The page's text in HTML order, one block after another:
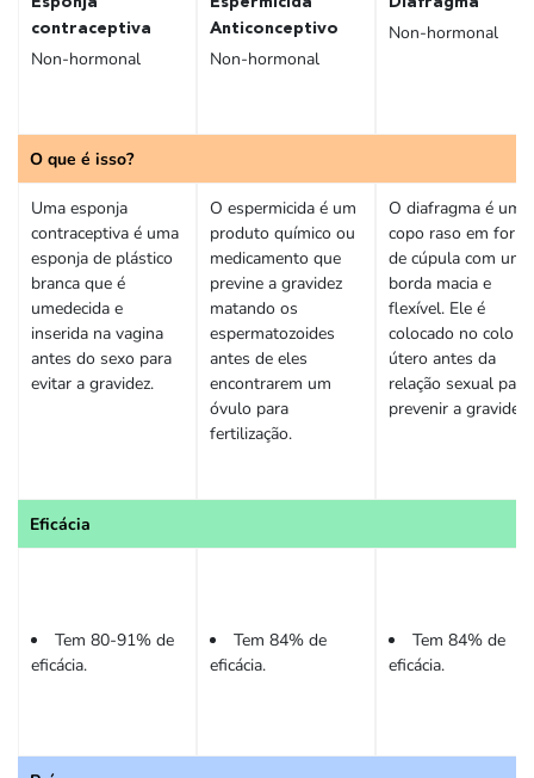
contraceptiva
Non-hormonal
O que é isso?
Uma esponja
contraceptiva é uma
esponja de plástico
branca que é
umedecida e
inserida na vagina
antes do sexo para
evitar a gravidez.
Eficácia
Tem 80-91% de
eficácia.
Anticonceptivo
Non-hormonal
O espermicida é um
produto químico ou
medicamento que
previne a gravidez
matando os
espermatozoides
antes de eles
encontrarem um
óvulo para
fertilização.
Tem 84% de
eficácia.
Non-hormonal
O diafragma é um
copo raso em
de cúpula com uma
borda macia e
flexível. Ele é
colocado no colo
útero antes da
relação sexual para
prevenir a gravidez.
Tem 84% de
eficácia.